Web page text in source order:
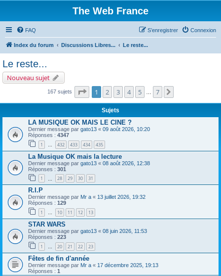
The Web France
FAQ Connexion
S’enregistrer
Index du forum Discussions Libres... Le reste...
Le reste...
Nouveau sujet
167 sujets Page sur7
1 2 3 4 5 7
Sujets
LA MUSIQUE OK MAIS LE CINE ?
Dernier message par gato13 « 09 août 2026, 10:20
Réponses : 4347
1 … 432 433 434 435
La Musique OK mais la lecture
Dernier message par gato13 « 08 août 2026, 12:38
Réponses : 301
1 28 29 30 31
R.I.P
Dernier message par Mr a « 13 juillet 2026, 19:32
Réponses : 129
1 … 10 11 12 13
STAR WARS
Dernier message par gato13 « 08 juin 2026, 11:53
Réponses : 223
1 … 20 21 22 23
Fêtes de fin d'année
Dernier message par Mr a « 17 décembre 2025, 19:13
Réponses : 1